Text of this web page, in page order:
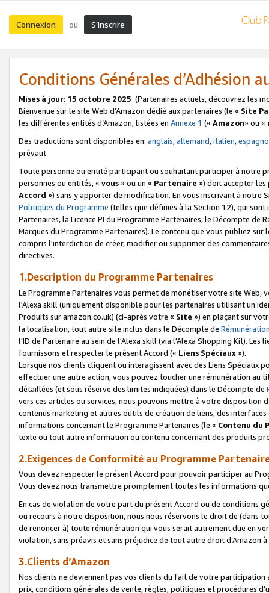
Connexion ou S’inscrire
Conditions Générales d’Adhésion
Mises à jour: 15 octobre 2025 (Partenaires actuels, découvrez les
Bienvenue sur le site Web d’Amazon dédié aux partenaires (le « Site
les différentes entités d’Amazon, listées en Annexe 1 (« Amazon» ou «
Des traductions sont disponibles en: anglais,allemand,italien,
prévaut.
Toute personne ou entité participant ou souhaitant participer à notre
personnes ou entités, « vous» ou un « Partenaire ») doit accepter les
Accord ») sans y apporter de modification. En vous inscrivant à notre
Politiques du Programme (telles que définies à la Section 12), qui
Partenaires, la Licence PI du Programme Partenaires, le Décompte de
Marques du Programme Partenaires). Le contenu que vous publiez
compris l'interdiction de créer, modifier ou supprimer des
directives.
1.Description du Programme Partenaires
Le Programme Partenaires vous permet de monétiser votre site Web,
l'Alexa skill (uniquement disponible pour les partenaires utilisant un
Produits sur amazon.co.uk) (ci-après votre « Site ») en plaçant sur
la localisation, tout autre site inclus dans le Décompte de
l'ID de Partenaire au sein de l'Alexa skill (via l'Alexa Shopping Kit).
fournissons et respecter le présent Accord (« Liens Spéciaux»).
Lorsque nos clients cliquent ou interagissent avec des Liens Spéciaux
effectuer une autre action, vous pouvez toucher une rémunération
détaillées (et sous réserve des limites indiquées) dans le Décompte de
vers ces articles ou services, nous pouvons mettre à votre disposition
contenus marketing et autres outils de création de liens, des
informations concernant le Programme Partenaires (le « Contenu du
texte ou tout autre information ou contenu concernant des produits
2.Exigences de Conformité au Programme
Vous devez respecter le présent Accord pour pouvoir participer au
Vous devez nous transmettre promptement toutes les informations
En cas de violation de votre part du présent Accord ou de conditions
ou recours à notre disposition, nous nous réservons le droit de (dans
de renoncer à) toute rémunération qui vous serait autrement due en
violation, sans préavis et sans préjudice de tout autre droit
3.Clients d’Amazon
Nos clients ne deviennent pas vos clients du fait de votre
prix, conditions générales de vente, règles, politiques et procédures